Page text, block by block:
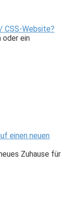
CSS-Website?
oder ein
einen neuen
Zuhause für